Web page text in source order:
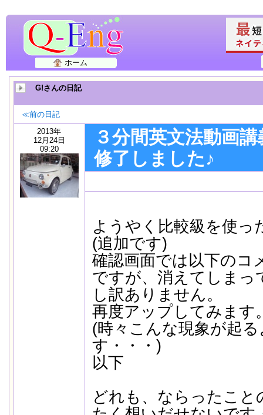
ホーム
G!さんの日記
≪前の日記
2013年
12月24日
09:20
３分間英文法動画
修了しました♪
ようやく比較級を使っ
(追加です)
確認画面では以下のコ
ですが、消えてしまっ
し訳ありません。
再度アップしてみます
(時々こんな現象が起
す・・・)
以下
どれも、ならったこ